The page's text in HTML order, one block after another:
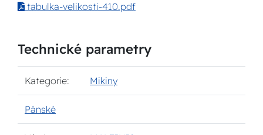
tabulka-velikosti-410.pdf
Technické parametry
Kategorie: Mikiny
Pánské